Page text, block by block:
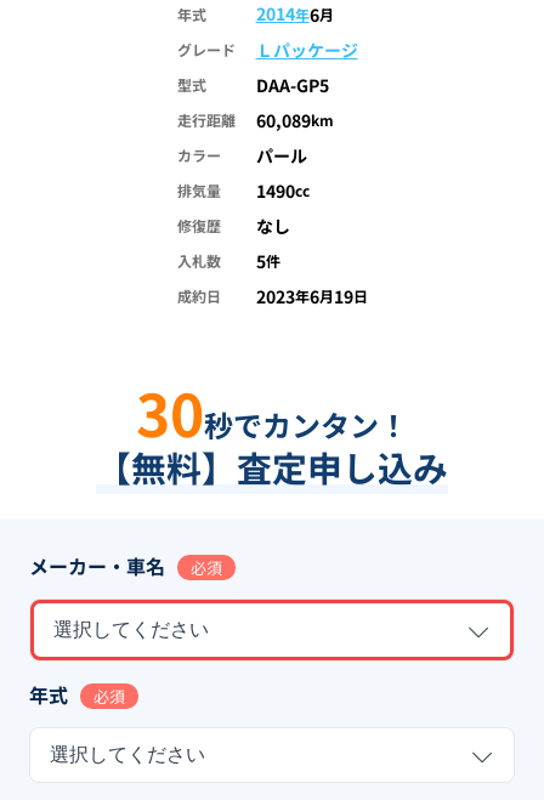
年式 2014年6月
グレード
Ｌパッケージ
型式 DAA-GP5
走行距離 60,089km
カラー
パール
排気量 1490cc
修復歴
なし
入札数 5件
成約日
2023年6月19日
30秒でカンタン！
【無料】査定申し込み
メーカー・車名 必須
選択してください
年式 必須
選択してください